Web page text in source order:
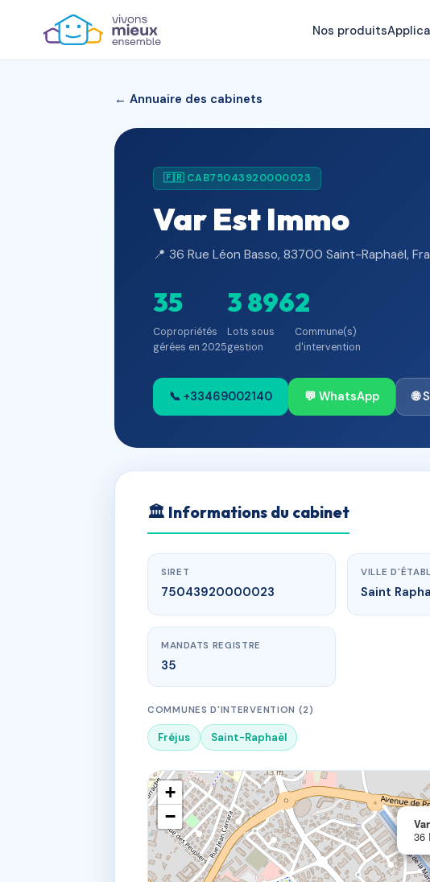
Nos produits
← Annuaire des cabinets
🇫🇷 CAB75043920000023
Var Est Immo
📍 36 Rue Léon Basso, 83700 Saint-Raphaël,
35
Copropriétés
gérées en 2025
3 896
Lots sous
gestion
2
Commune(s)
d'intervention
📞 +33469002140 💬 WhatsApp 🌐
🏛 Informations du cabinet
SIRET
75043920000023
VILLE
Saint
MANDATS REGISTRE
35
COMMUNES D'INTERVENTION (2)
Fréjus Saint-Raphaël
36
+
−